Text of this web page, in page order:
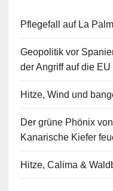
Pflegefall auf La
Geopolitik vor
der Angriff auf die EU
Hitze, Wind und
Der grüne Phönix
Kanarische Kiefer
Hitze, Calima &